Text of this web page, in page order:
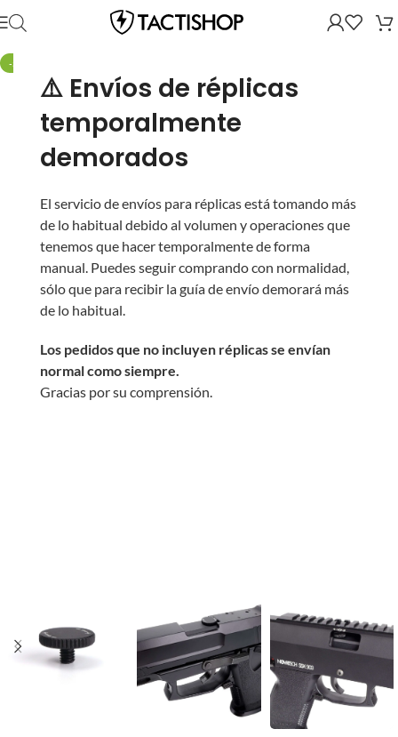
⚠️ Envíos de réplicas
temporalmente
demorados
El servicio de envíos para réplicas está tomando más
de lo habitual debido al volumen y operaciones que
tenemos que hacer temporalmente de forma
manual. Puedes seguir comprando con normalidad,
sólo que para recibir la guía de envío demorará más
de lo habitual.
Los pedidos que no incluyen réplicas se envían
normal como siempre.
Gracias por su comprensión.
-50%